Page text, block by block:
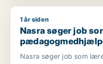
Nasra søger job som
1 år siden
Nasra søger job
Nasra søger job som